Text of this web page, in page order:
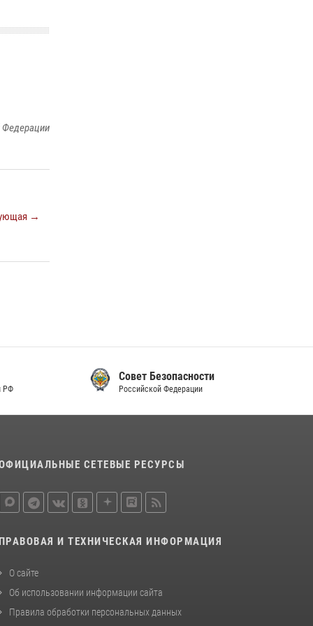
Федерации
→
Совет Безопасности
Российской Федерации
СЕТЕВЫЕ РЕСУРСЫ
ПРАВОВАЯ И ТЕХНИЧЕСКАЯ ИНФОРМАЦИЯ
О сайте
Об использовании информации сайта
Правила обработки персональных данных